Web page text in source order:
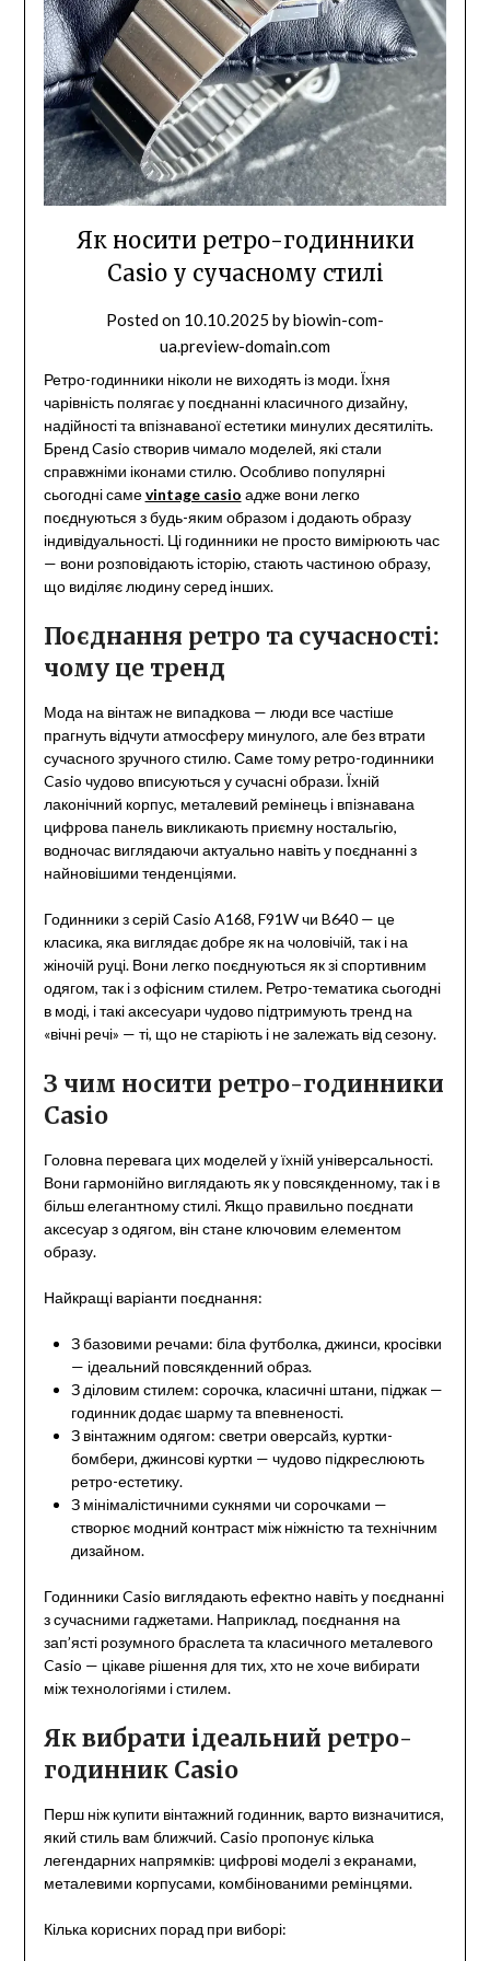
Як носити ретро-годинники
Casio у сучасному стилі
Posted on 10.10.2025 bybiowin-com-
ua.preview-domain.com
Ретро-годинники ніколи не виходять із моди. Їхня
чарівність полягає у поєднанні класичного дизайну,
надійності та впізнаваної естетики минулих десятиліть.
Бренд Casio створив чимало моделей, які стали
справжніми іконами стилю. Особливо популярні
сьогодні самеvintage casio адже вони легко
поєднуються з будь-яким образом і додають образу
індивідуальності. Ці годинники не просто вимірюють час
— вони розповідають історію, стають частиною образу,
що виділяє людину серед інших.
Поєднання ретро та сучасності:
чому це тренд
Мода на вінтаж не випадкова — люди все частіше
прагнуть відчути атмосферу минулого, але без втрати
сучасного зручного стилю. Саме тому ретро-годинники
Casio чудово вписуються у сучасні образи. Їхній
лаконічний корпус, металевий ремінець і впізнавана
цифрова панель викликають приємну ностальгію,
водночас виглядаючи актуально навіть у поєднанні з
найновішими тенденціями.
Годинники з серій Casio A168, F91W чи B640 — це
класика, яка виглядає добре як на чоловічій, так і на
жіночій руці. Вони легко поєднуються як зі спортивним
одягом, так і з офісним стилем. Ретро-тематика сьогодні
в моді, і такі аксесуари чудово підтримують тренд на
«вічні речі» — ті, що не старіють і не залежать від сезону.
З чим носити ретро-годинники
Casio
Головна перевага цих моделей у їхній універсальності.
Вони гармонійно виглядають як у повсякденному, так і в
більш елегантному стилі. Якщо правильно поєднати
аксесуар з одягом, він стане ключовим елементом
образу.
Найкращі варіанти поєднання:
З базовими речами: біла футболка, джинси, кросівки
— ідеальний повсякденний образ.
З діловим стилем: сорочка, класичні штани, піджак —
годинник додає шарму та впевненості.
З вінтажним одягом: светри оверсайз, куртки-
бомбери, джинсові куртки — чудово підкреслюють
ретро-естетику.
З мінімалістичними сукнями чи сорочками —
створює модний контраст між ніжністю та технічним
дизайном.
Годинники Casio виглядають ефектно навіть у поєднанні
з сучасними гаджетами. Наприклад, поєднання на
зап’ясті розумного браслета та класичного металевого
Casio — цікаве рішення для тих, хто не хоче вибирати
між технологіями і стилем.
Як вибрати ідеальний ретро-
годинник Casio
Перш ніж купити вінтажний годинник, варто визначитися,
який стиль вам ближчий. Casio пропонує кілька
легендарних напрямків: цифрові моделі з екранами,
металевими корпусами, комбінованими ремінцями.
Кілька корисних порад при виборі: